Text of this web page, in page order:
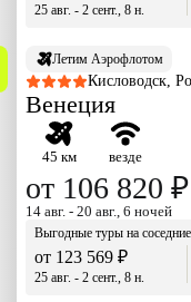
25 авг. - 2 сент., 8 н.
Летим Аэрофлотом
Кисловодск,
Венеция
45 км везде
от 106 820 ₽
14 авг. - 20 авг., 6 ночей
Выгодные туры на
от 123 569 ₽
25 авг. - 2 сент., 8 н.